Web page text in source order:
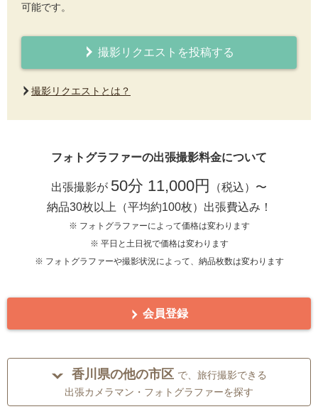
可能です。
撮影リクエストを投稿する
撮影リクエストとは？
フォトグラファーの出張撮影料金について
出張撮影が 50分 11,000円
（税込）〜
納品30枚以上（平均約100枚）出張費込み！
※ フォトグラファーによって価格は変わります
※ 平日と土日祝で価格は変わります
※ フォトグラファーや撮影状況によって、納品枚数は変わります
会員登録
香川県の他の市区 で、旅行撮影できる
出張カメラマン・フォトグラファーを探す